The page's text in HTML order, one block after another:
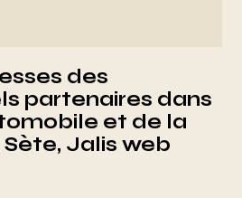
des
partenaires dans
et de la
Jalis web